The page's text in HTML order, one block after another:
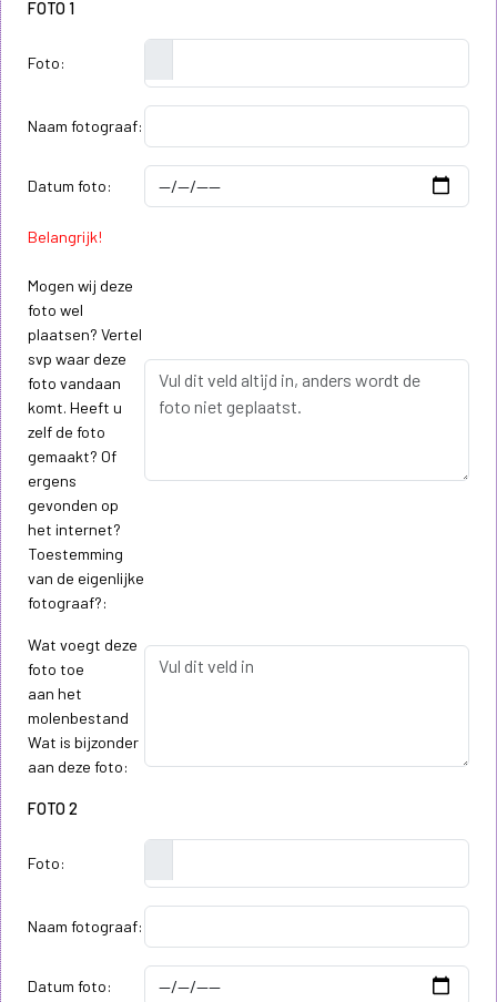
FOTO 1
Foto:
Naam fotograaf:
Datum foto:
Belangrijk!
Mogen wij deze
foto wel
plaatsen? Vertel
svp waar deze
foto vandaan
komt. Heeft u
zelf de foto
gemaakt? Of
ergens
gevonden op
het internet?
Toestemming
van de eigenlijke
fotograaf?:
Wat voegt deze
foto toe
aan het
molenbestand
Wat is bijzonder
aan deze foto:
FOTO 2
Foto:
Naam fotograaf:
Datum foto: